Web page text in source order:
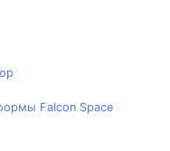
Falcon Space